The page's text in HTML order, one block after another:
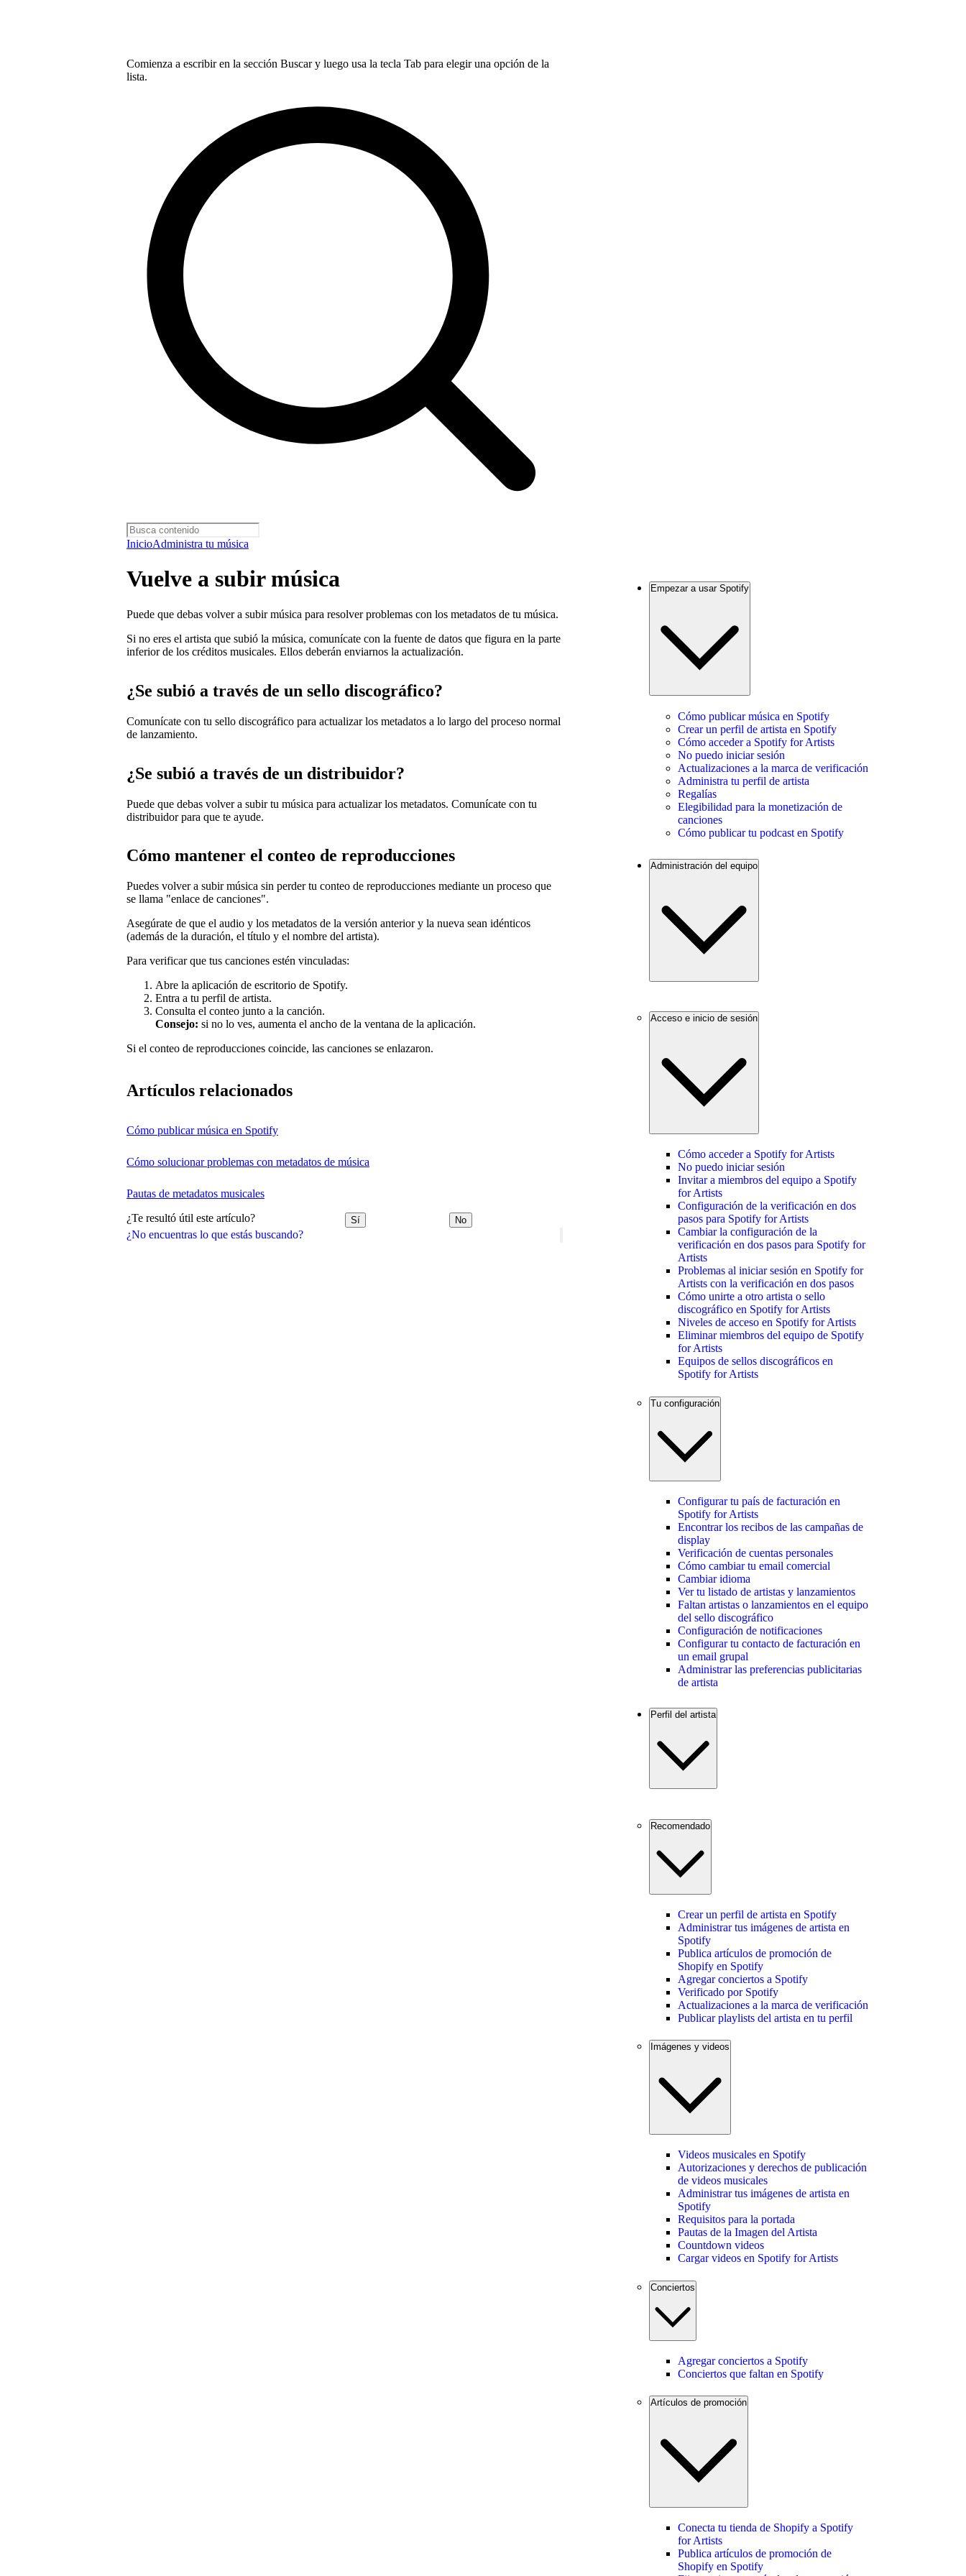
Comienza a escribir en la sección Buscar y luego usa la tecla Tab para elegir una opción de la
lista.
InicioAdministra tu música
¿No encuentras lo que estás buscando?
Vuelve a subir música
Puede que debas volver a subir música para resolver problemas con los metadatos de tu música.
Si no eres el artista que subió la música, comunícate con la fuente de datos que figura en la parte
inferior de los créditos musicales. Ellos deberán enviarnos la actualización.
¿Se subió a través de un sello discográfico?
Comunícate con tu sello discográfico para actualizar los metadatos a lo largo del proceso normal
de lanzamiento.
¿Se subió a través de un distribuidor?
Puede que debas volver a subir tu música para actualizar los metadatos. Comunícate con tu
distribuidor para que te ayude.
Cómo mantener el conteo de reproducciones
Puedes volver a subir música sin perder tu conteo de reproducciones mediante un proceso que
se llama "enlace de canciones".
Asegúrate de que el audio y los metadatos de la versión anterior y la nueva sean idénticos
(además de la duración, el título y el nombre del artista).
Para verificar que tus canciones estén vinculadas:
Abre la aplicación de escritorio de Spotify.
Entra a tu perfil de artista.
Consulta el conteo junto a la canción.
Consejo: si no lo ves, aumenta el ancho de la ventana de la aplicación.
Si el conteo de reproducciones coincide, las canciones se enlazaron.
Artículos relacionados
Cómo publicar música en Spotify
Cómo solucionar problemas con metadatos de música
Pautas de metadatos musicales
¿Te resultó útil este artículo? Sí No
Empezar a usar Spotify
Cómo publicar música en Spotify
Crear un perfil de artista en Spotify
Cómo acceder a Spotify for Artists
No puedo iniciar sesión
Actualizaciones a la marca de verificación
Administra tu perfil de artista
Regalías
Elegibilidad para la monetización de
canciones
Cómo publicar tu podcast en Spotify
Administración del equipo
Acceso e inicio de sesión
Cómo acceder a Spotify for Artists
No puedo iniciar sesión
Invitar a miembros del equipo a Spotify
for Artists
Configuración de la verificación en dos
pasos para Spotify for Artists
Cambiar la configuración de la
verificación en dos pasos para Spotify for
Artists
Problemas al iniciar sesión en Spotify for
Artists con la verificación en dos pasos
Cómo unirte a otro artista o sello
discográfico en Spotify for Artists
Niveles de acceso en Spotify for Artists
Eliminar miembros del equipo de Spotify
for Artists
Equipos de sellos discográficos en
Spotify for Artists
Tu configuración
Configurar tu país de facturación en
Spotify for Artists
Encontrar los recibos de las campañas de
display
Verificación de cuentas personales
Cómo cambiar tu email comercial
Cambiar idioma
Ver tu listado de artistas y lanzamientos
Faltan artistas o lanzamientos en el equipo
del sello discográfico
Configuración de notificaciones
Configurar tu contacto de facturación en
un email grupal
Administrar las preferencias publicitarias
de artista
Perfil del artista
Recomendado
Crear un perfil de artista en Spotify
Administrar tus imágenes de artista en
Spotify
Publica artículos de promoción de
Shopify en Spotify
Agregar conciertos a Spotify
Verificado por Spotify
Actualizaciones a la marca de verificación
Publicar playlists del artista en tu perfil
Imágenes y videos
Videos musicales en Spotify
Autorizaciones y derechos de publicación
de videos musicales
Administrar tus imágenes de artista en
Spotify
Requisitos para la portada
Pautas de la Imagen del Artista
Countdown videos
Cargar videos en Spotify for Artists
Conciertos
Agregar conciertos a Spotify
Conciertos que faltan en Spotify
Artículos de promoción
Conecta tu tienda de Shopify a Spotify
for Artists
Publica artículos de promoción de
Shopify en Spotify